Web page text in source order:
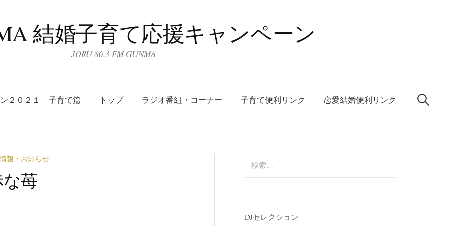
結婚子育て応援キャンペーン
JORU 86.3 FM GUNMA
２０２１ 子育て篇 トップ ラジオ番組・コーナー 子育て便利リンク 恋愛結婚便利リンク
検
索:
報・お知らせ
苺
索:
DJセレクション